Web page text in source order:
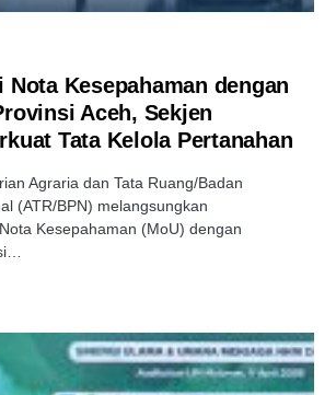
Nota Kesepahaman dengan
Aceh, Sekjen
Tata Kelola Pertanahan
Agraria dan Tata Ruang/Badan
(ATR/BPN) melangsungkan
Kesepahaman (MoU) dengan